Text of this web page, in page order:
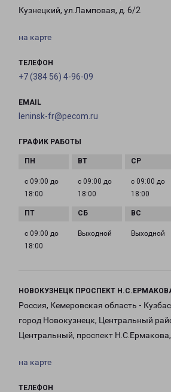
Кузнецкий, ул.Ламповая, д. 6/2
на карте
ТЕЛЕФОН
+7 (384 56) 4-96-09
EMAIL
leninsk-fr@pecom.ru
ГРАФИК РАБОТЫ
с 09:00 до
18:00
с 09:00 до
18:00
с 09:00 до
18:00
с 09:00 до
18:00
Выходной Выходной
НОВОКУЗНЕЦК ПРОСПЕКТ
Россия, Кемеровская область -
город Новокузнецк, Центральный
Центральный, проспект
на карте
ТЕЛЕФОН